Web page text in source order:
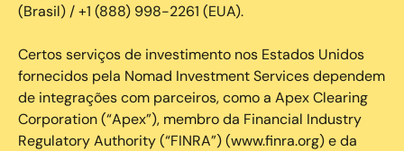
(Brasil) / +1 (888) 998-2261 (EUA).
Certos serviços de investimento nos Estados Unidos
fornecidos pela Nomad Investment Services dependem
de integrações com parceiros, como a Apex Clearing
Corporation (“Apex”), membro da Financial Industry
Regulatory Authority (“FINRA”) (www.finra.org) e da